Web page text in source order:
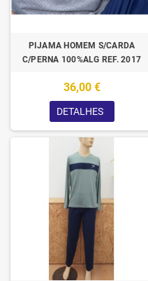
PIJAMA HOMEM S/CARDA
C/PERNA 100%ALG REF. 2017
36,00 €
DETALHES